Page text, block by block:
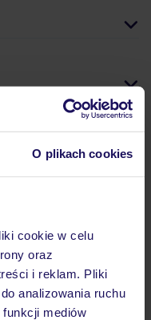
O plikach cookies
cookie w celu
oraz
i reklam. Pliki
analizowania ruchu
mediów